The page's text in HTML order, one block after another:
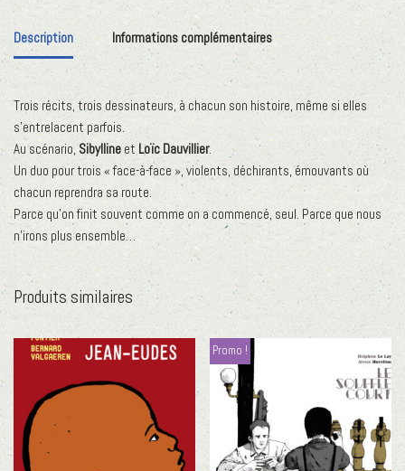
Description Informations complémentaires
Trois récits, trois dessinateurs, à chacun son histoire, même si elles
s’entrelacent parfois.
Au scénario, Sibylline et Loïc Dauvillier.
Un duo pour trois « face-à-face », violents, déchirants, émouvants où
chacun reprendra sa route.
Parce qu’on finit souvent comme on a commencé, seul. Parce que nous
n’irons plus ensemble…
Produits similaires
Promo !